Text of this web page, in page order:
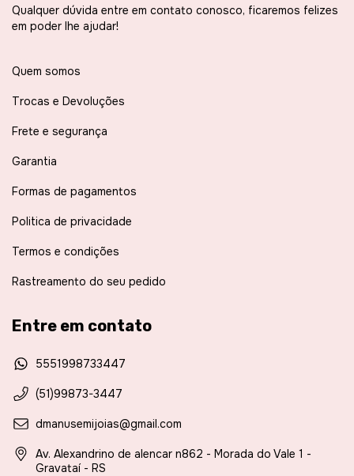
Qualquer dúvida entre em contato conosco, ficaremos felizes
em poder lhe ajudar!
Quem somos
Trocas e Devoluções
Frete e segurança
Garantia
Formas de pagamentos
Politica de privacidade
Termos e condições
Rastreamento do seu pedido
Entre em contato
5551998733447
(51)99873-3447
dmanusemijoias@gmail.com
Av. Alexandrino de alencar n862 - Morada do Vale 1 -
Gravataí - RS